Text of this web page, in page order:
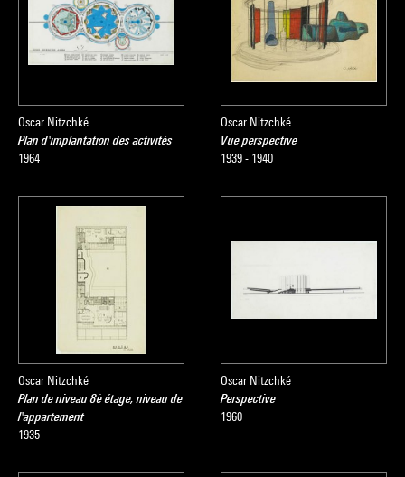
Oscar Nitzchké
Plan d'implantation des activités
1964
Oscar Nitzchké
Vue perspective
1939 - 1940
Oscar Nitzchké
Plan de niveau 8è étage, niveau de
l'appartement
1935
Oscar Nitzchké
Perspective
1960